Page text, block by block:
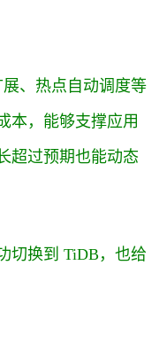
、热点自动调度等
本，能够支撑应用
超过预期也能动态
切换到 TiDB，也给